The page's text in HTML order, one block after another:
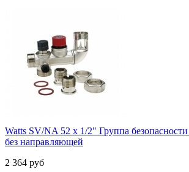
Watts SV/NA 52 x 1/2" Группа
без направляющей
2 364 руб